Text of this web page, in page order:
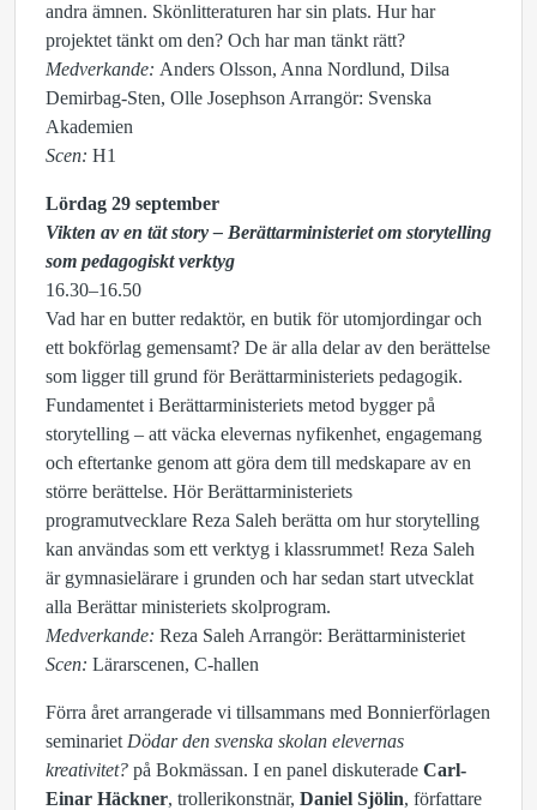
andra ämnen. Skönlitteraturen har sin plats. Hur har
projektet tänkt om den? Och har man tänkt rätt?
Medverkande: Anders Olsson, Anna Nordlund, Dilsa
Demirbag-Sten, Olle Josephson Arrangör: Svenska
Akademien
Scen: H1
Lördag 29 september
Vikten av en tät story – Berättarministeriet om storytelling
som pedagogiskt verktyg
16.30–16.50
Vad har en butter redaktör, en butik för utomjordingar och
ett bokförlag gemensamt? De är alla delar av den berättelse
som ligger till grund för Berättarministeriets pedagogik.
Fundamentet i Berättarministeriets metod bygger på
storytelling – att väcka elevernas nyfikenhet, engagemang
och eftertanke genom att göra dem till medskapare av en
större berättelse. Hör Berättarministeriets
programutvecklare Reza Saleh berätta om hur storytelling
kan användas som ett verktyg i klassrummet! Reza Saleh
är gymnasielärare i grunden och har sedan start utvecklat
alla Berättar ministeriets skolprogram.
Medverkande: Reza Saleh Arrangör: Berättarministeriet
Scen: Lärarscenen, C-hallen
Förra året arrangerade vi tillsammans med Bonnierförlagen
seminariet Dödar den svenska skolan elevernas
kreativitet? på Bokmässan. I en panel diskuterade Carl-
Einar Häckner, trollerikonstnär, Daniel Sjölin, författare